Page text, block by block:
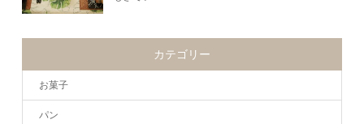
カテゴリー
お菓子
パン